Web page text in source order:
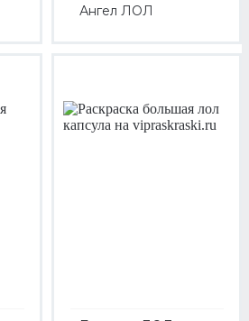
Ангел ЛОЛ